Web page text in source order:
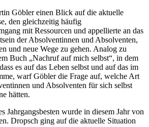
Göbler einen Blick auf die aktuelle
den gleichzeitig häufig
mit Ressourcen und appellierte an das
der Absolventinnen und Absolventen,
und neue Wege zu gehen. Analog zu
Buch „Nachruf auf mich selbst“, in dem
es auf das Leben selbst und auf das im
warf Göbler die Frage auf, welche Art
und Absolventen für sich selbst
hätten.
Jahrgangsbesten wurde in diesem Jahr von
Dropsch ging auf die aktuelle Situation